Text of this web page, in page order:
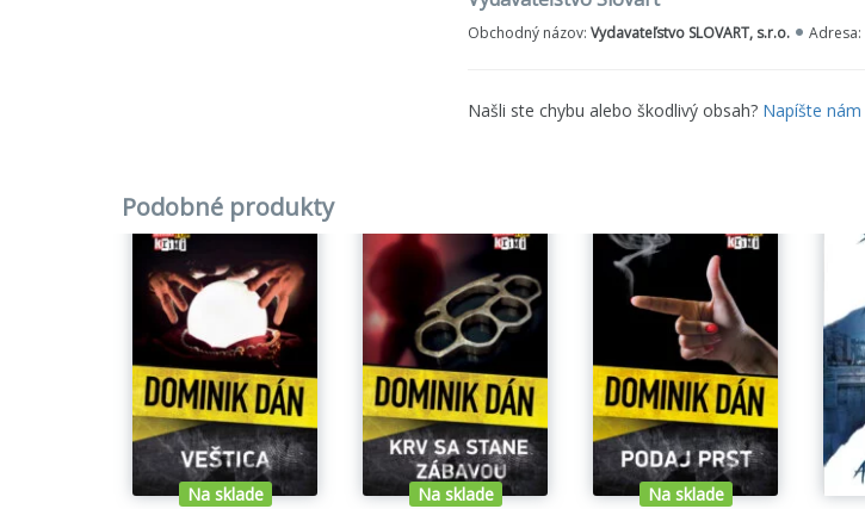
plnohodnotný zážitok :))
2.Nehanebné neviniatko
4.Sára
5.Cela číslo 17
6.Červený kapitán
7.Hriech náš každodenný
8.Knieža Smrť
9.Noc temných klamstiev
Obchodný názov: Vydavateľstvo SLOVART, s.r.o. Adresa:
Našli ste chybu alebo škodlivý obsah? Napíšte nám
Podobné produkty
Na sklade Na sklade Na sklade